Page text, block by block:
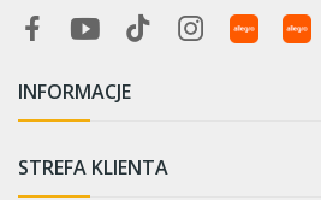
INFORMACJE
STREFA KLIENTA